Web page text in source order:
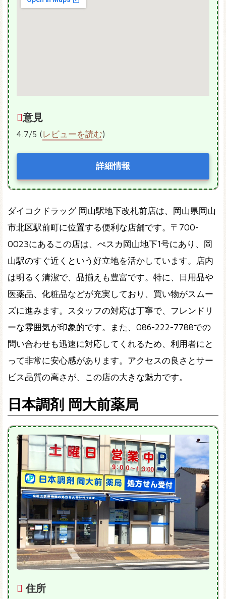
意見
4.7/5 (レビューを読む)
詳細情報
ダイコクドラッグ 岡山駅地下改札前店は、岡山県岡山
市北区駅前町に位置する便利な店舗です。〒700-
0023にあるこの店は、ぺスカ岡山地下1号にあり、岡
山駅のすぐ近くという好立地を活かしています。店内
は明るく清潔で、品揃えも豊富です。特に、日用品や
医薬品、化粧品などが充実しており、買い物がスムー
ズに進みます。スタッフの対応は丁寧で、フレンドリ
ーな雰囲気が印象的です。また、086-222-7788での
問い合わせも迅速に対応してくれるため、利用者にと
って非常に安心感があります。アクセスの良さとサー
ビス品質の高さが、この店の大きな魅力です。
日本調剤 岡大前薬局
住所